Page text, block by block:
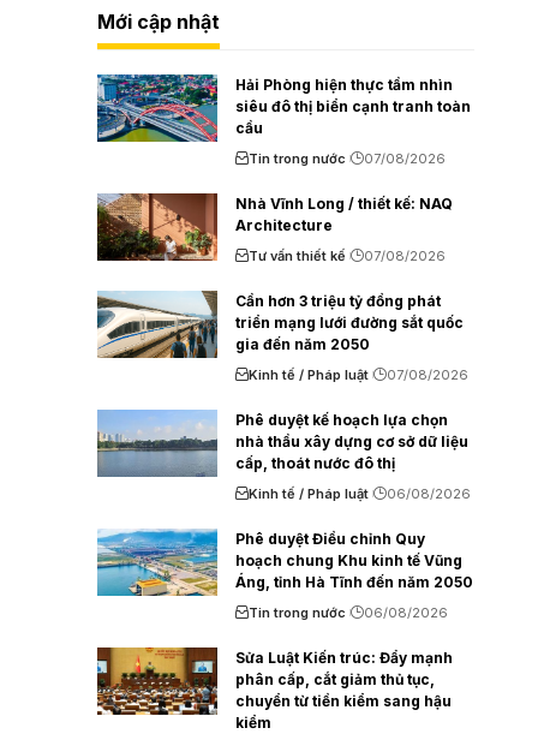
Mới cập nhật
Hải Phòng hiện thực tầm nhìn
siêu đô thị biển cạnh tranh toàn
cầu
Tin trong nước 07/08/2026
Nhà Vĩnh Long / thiết kế: NAQ
Architecture
Tư vấn thiết kế 07/08/2026
Cần hơn 3 triệu tỷ đồng phát
triển mạng lưới đường sắt quốc
gia đến năm 2050
Kinh tế / Pháp luật 07/08/2026
Phê duyệt kế hoạch lựa chọn
nhà thầu xây dựng cơ sở dữ liệu
cấp, thoát nước đô thị
Kinh tế / Pháp luật 06/08/2026
Phê duyệt Điều chỉnh Quy
hoạch chung Khu kinh tế Vũng
Áng, tỉnh Hà Tĩnh đến năm 2050
Tin trong nước 06/08/2026
Sửa Luật Kiến trúc: Đẩy mạnh
phân cấp, cắt giảm thủ tục,
chuyển từ tiền kiểm sang hậu
kiểm